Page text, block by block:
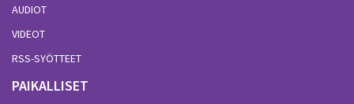
AUDIOT
VIDEOT
RSS-SYÖTTEET
PAIKALLISET